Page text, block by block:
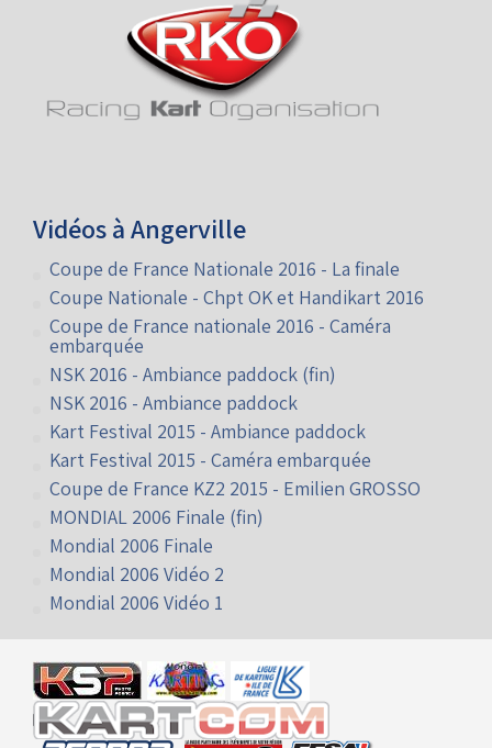
Vidéos à Angerville
Coupe de France Nationale 2016 - La finale
Coupe Nationale - Chpt OK et Handikart 2016
Coupe de France nationale 2016 - Caméra
embarquée
NSK 2016 - Ambiance paddock (fin)
NSK 2016 - Ambiance paddock
Kart Festival 2015 - Ambiance paddock
Kart Festival 2015 - Caméra embarquée
Coupe de France KZ2 2015 - Emilien GROSSO
MONDIAL 2006 Finale (fin)
Mondial 2006 Finale
Mondial 2006 Vidéo 1